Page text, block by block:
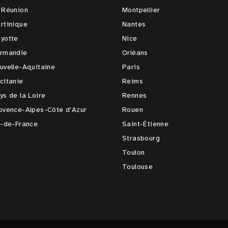
Aquitaine
de la Loire
Alpes-Côte d'Azur
de-France
Montpellier
Nantes
Nice
Orléans
Paris
Reims
Rennes
Rouen
Saint-Étienne
Strasbourg
Toulon
Toulouse